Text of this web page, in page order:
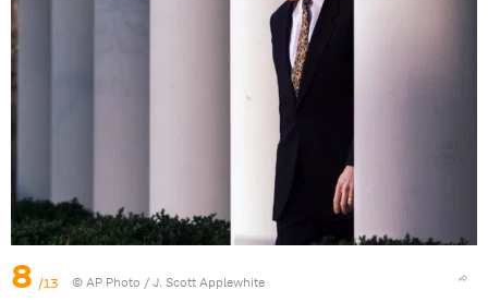
8 /13 © AP Photo / J. Scott Applewhite